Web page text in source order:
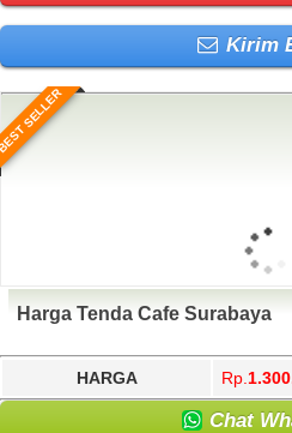
Kirim
SELLER
Harga Tenda Cafe Surabaya
HARGA Rp.
Chat